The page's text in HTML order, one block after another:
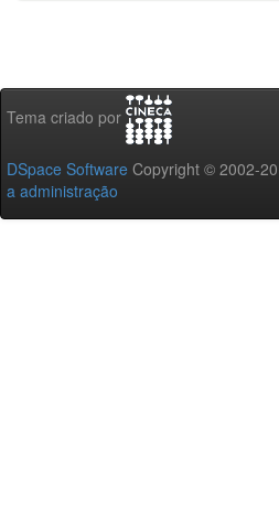
Tema criado por
DSpace Software Copyright © 2002-
a administração